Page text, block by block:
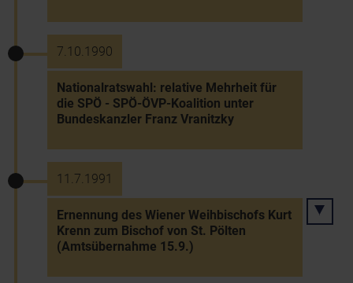
7.10.1990
Nationalratswahl: relative Mehrheit für
die SPÖ - SPÖ-ÖVP-Koalition unter
Bundeskanzler Franz Vranitzky
11.7.1991
Ernennung des Wiener Weihbischofs Kurt
Krenn zum Bischof von St. Pölten
(Amtsübernahme 15.9.)